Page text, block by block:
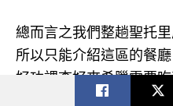
總而言之我們整趟聖托
所以只能介紹這區的餐
好功課查好來希臘需要
該吃的我們都吃到了。